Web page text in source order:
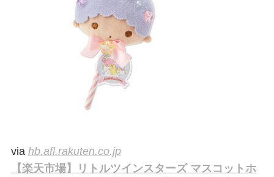
via hb.afl.rakuten.co.jp
【楽天市場】リトルツインスターズ マスコットホ